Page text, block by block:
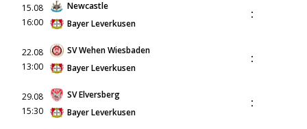
15.08
16:00
Newcastle
Bayer Leverkusen
:
22.08
13:00
SV Wehen Wiesbaden
Bayer Leverkusen
:
29.08
15:30
SV Elversberg
Bayer Leverkusen
: